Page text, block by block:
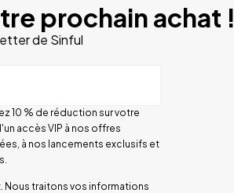
prochain achat !
de Sinful
10 % de réduction sur votre
accès VIP à nos offres
à nos lancements exclusifs et
Nous traitons vos informations